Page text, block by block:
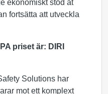
ekonomiskt stöd åt
fortsätta att utveckla
priset är: DIRI
Solutions har
mot ett komplext